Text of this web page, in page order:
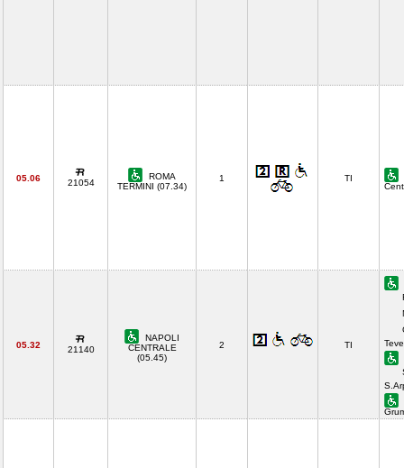
05.06 21054
ROMA
TERMINI (07.34)
1 TI
05.32 21140
NAPOLI
CENTRALE
(05.45)
2 TI